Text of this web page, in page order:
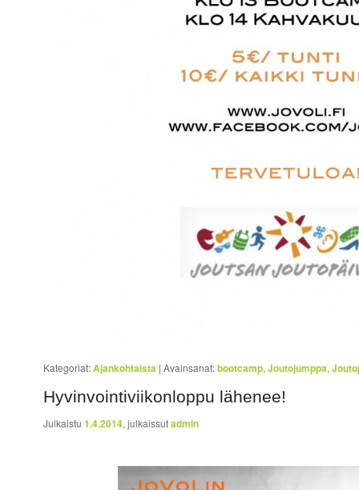
Kategoriat:Ajankohtaista |Avainsanat:bootcamp,Joutojumppa,
Hyvinvointiviikonloppu lähenee!
Julkaistu1.4.2014, julkaissutadmin